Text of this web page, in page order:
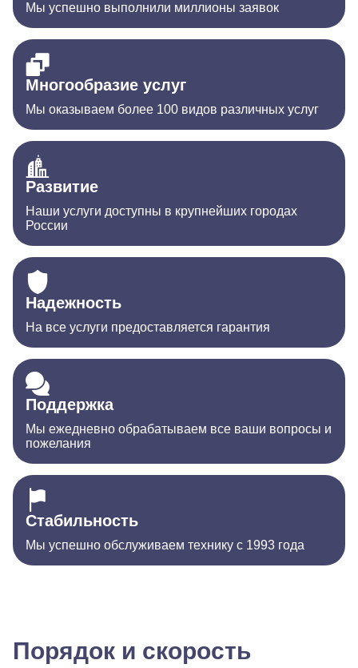
Мы успешно выполнили миллионы заявок
Многообразие услуг
Мы оказываем более 100 видов различных услуг
Развитие
Наши услуги доступны в крупнейших городах
России
Надежность
На все услуги предоставляется гарантия
Поддержка
Мы ежедневно обрабатываем все ваши вопросы и
пожелания
Стабильность
Мы успешно обслуживаем технику с 1993 года
Порядок и скорость